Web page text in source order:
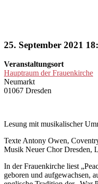
25. September 2021
Veranstaltungsort
Hauptraum der Frauenkirche
Neumarkt
01067 Dresden
Lesung mit musikalischer
Texte Antony Owen,
Musik Neuer Chor Dresden,
In der Frauenkirche liest
geboren und aufgewachsen,